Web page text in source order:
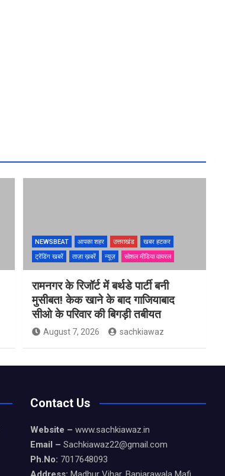
NEWSBEAT आपका शहर उत्तराखंड
खबर हटकर
ट्रेंडिंग खबरें
ताज़ा ख़बरें न्यूज़ सोशल मीडिया वायरल
रामनगर के रिजॉर्ट में बर्थडे पार्टी बनी
मुसीबत! केक खाने के बाद गाजियाबाद
सीओ के परिवार की बिगड़ी तबीयत
August 7, 2026 sachkiawaz
Contact Us
Website – www.sachkiawaz.in
Email – Sachkiawaz22@gmail.com
Ph.No: 7017648093